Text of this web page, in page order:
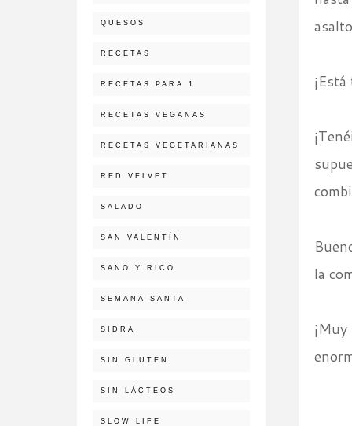
la
QUESOS
RECETAS
RECETAS PARA 1
RECETAS VEGANAS
RECETAS VEGETARIANAS
RED VELVET
SALADO
SAN VALENTÍN
SANO Y RICO
SEMANA SANTA
SIDRA
SIN GLUTEN
SIN LÁCTEOS
SLOW LIFE